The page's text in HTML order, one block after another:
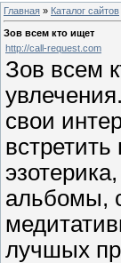
Главная » Каталог сайтов
Зов всем кто ищет
http://call-request.com
Зов всем
свои
альбомы,
лучшых